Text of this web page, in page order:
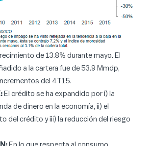
de 13.8% durante mayo. El
a la cartera fue de 53.9 Mmdp,
del 4T15.
El crédito se ha expandido por i) la
de dinero en la economía, ii) el
del crédito y iii) la reducción del riesgo